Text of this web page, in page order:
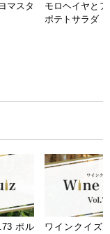
マスタ
モロヘイヤと
ポテトサラダ
ポル
ワインクイズ